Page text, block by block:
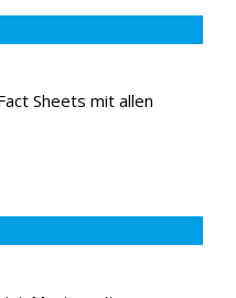
Sheets mit allen